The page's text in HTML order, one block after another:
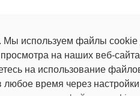
используем файлы cookie
на наших веб-
на использование
время через настройки